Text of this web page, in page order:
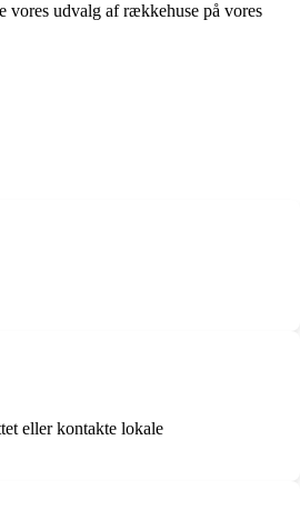
vores udvalg af rækkehuse på vores
eller kontakte lokale